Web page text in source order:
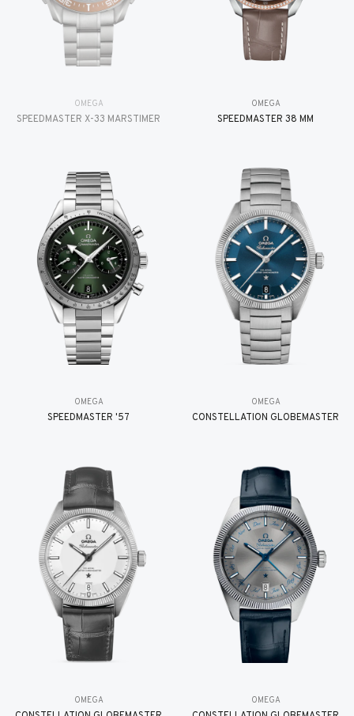
OMEGA
SPEEDMASTER X-33 MARSTIMER
OMEGA
SPEEDMASTER 38 MM
OMEGA
SPEEDMASTER '57
OMEGA
CONSTELLATION GLOBEMASTER
OMEGA OMEGA